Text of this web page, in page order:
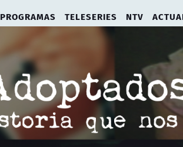
PROGRAMAS TELESERIES NTV